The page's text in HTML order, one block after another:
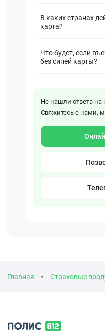
В каких странах
карта?
Что будет, если
без синей карты?
Не нашли ответа на
Свяжитесь с нами,
Главная Страховые